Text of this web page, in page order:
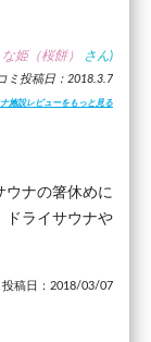
な姫（桜餅） さん)
ミ投稿日：2018.3.7
施設レビューをもっと見る
ウナの箸休めに
ドライサウナや
投稿日：2018/03/07